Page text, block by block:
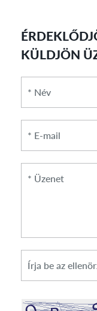
KÜLDJÖN
Név
Üzenet
Cikkszám